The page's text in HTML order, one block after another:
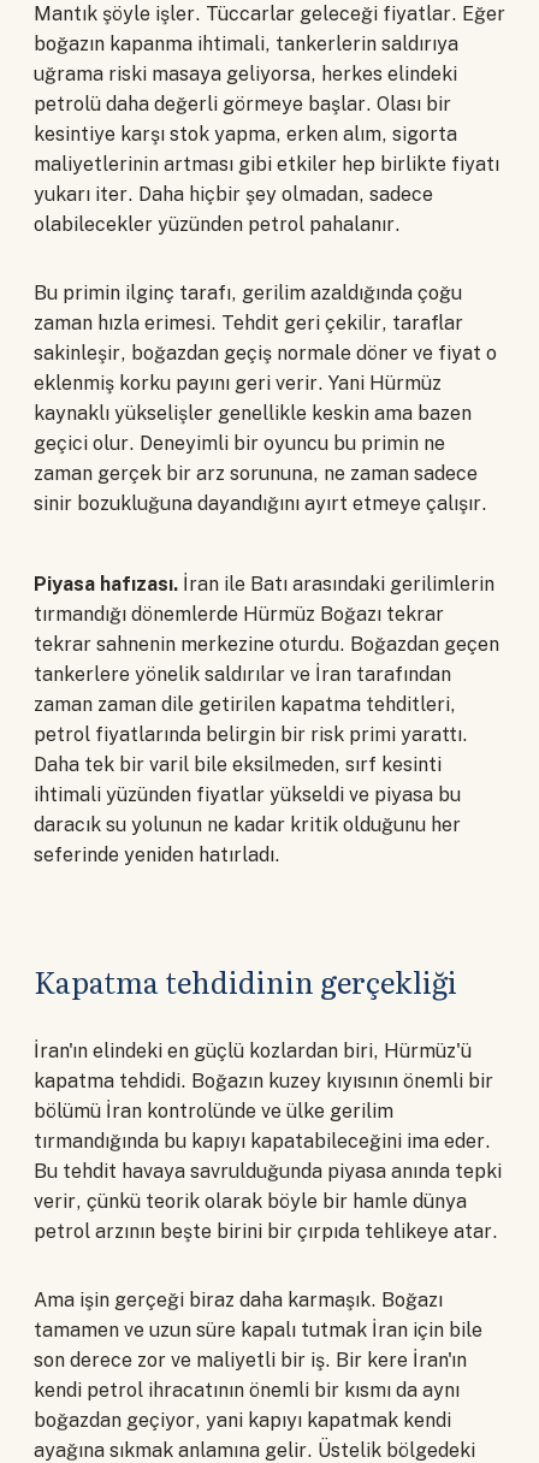
Mantık şöyle işler. Tüccarlar geleceği fiyatlar. Eğer
boğazın kapanma ihtimali, tankerlerin saldırıya
uğrama riski masaya geliyorsa, herkes elindeki
petrolü daha değerli görmeye başlar. Olası bir
kesintiye karşı stok yapma, erken alım, sigorta
maliyetlerinin artması gibi etkiler hep birlikte fiyatı
yukarı iter. Daha hiçbir şey olmadan, sadece
olabilecekler yüzünden petrol pahalanır.
Bu primin ilginç tarafı, gerilim azaldığında çoğu
zaman hızla erimesi. Tehdit geri çekilir, taraflar
sakinleşir, boğazdan geçiş normale döner ve fiyat o
eklenmiş korku payını geri verir. Yani Hürmüz
kaynaklı yükselişler genellikle keskin ama bazen
geçici olur. Deneyimli bir oyuncu bu primin ne
zaman gerçek bir arz sorununa, ne zaman sadece
sinir bozukluğuna dayandığını ayırt etmeye çalışır.
Piyasa hafızası. İran ile Batı arasındaki gerilimlerin
tırmandığı dönemlerde Hürmüz Boğazı tekrar
tekrar sahnenin merkezine oturdu. Boğazdan geçen
tankerlere yönelik saldırılar ve İran tarafından
zaman zaman dile getirilen kapatma tehditleri,
petrol fiyatlarında belirgin bir risk primi yarattı.
Daha tek bir varil bile eksilmeden, sırf kesinti
ihtimali yüzünden fiyatlar yükseldi ve piyasa bu
daracık su yolunun ne kadar kritik olduğunu her
seferinde yeniden hatırladı.
Kapatma tehdidinin gerçekliği
İran'ın elindeki en güçlü kozlardan biri, Hürmüz'ü
kapatma tehdidi. Boğazın kuzey kıyısının önemli bir
bölümü İran kontrolünde ve ülke gerilim
tırmandığında bu kapıyı kapatabileceğini ima eder.
Bu tehdit havaya savrulduğunda piyasa anında tepki
verir, çünkü teorik olarak böyle bir hamle dünya
petrol arzının beşte birini bir çırpıda tehlikeye atar.
Ama işin gerçeği biraz daha karmaşık. Boğazı
tamamen ve uzun süre kapalı tutmak İran için bile
son derece zor ve maliyetli bir iş. Bir kere İran'ın
kendi petrol ihracatının önemli bir kısmı da aynı
boğazdan geçiyor, yani kapıyı kapatmak kendi
ayağına sıkmak anlamına gelir. Üstelik bölgedeki